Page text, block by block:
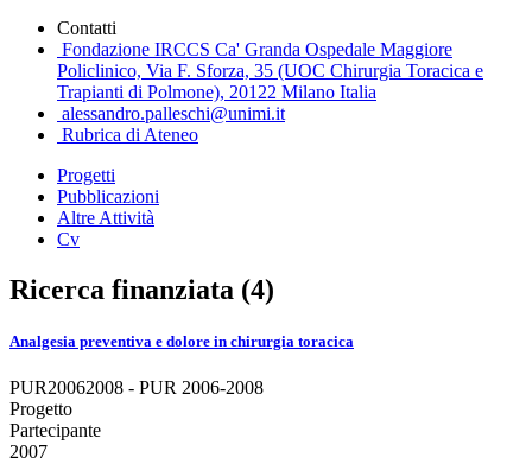
Contatti
Fondazione IRCCS Ca' Granda Ospedale Maggiore
Policlinico, Via F. Sforza, 35 (UOC Chirurgia Toracica e
Trapianti di Polmone), 20122 Milano Italia
alessandro.palleschi@unimi.it
Rubrica di Ateneo
Progetti
Pubblicazioni
Altre Attività
Cv
Ricerca finanziata (4)
Analgesia preventiva e dolore in chirurgia toracica
PUR20062008 - PUR 2006-2008
Progetto
Partecipante
2007